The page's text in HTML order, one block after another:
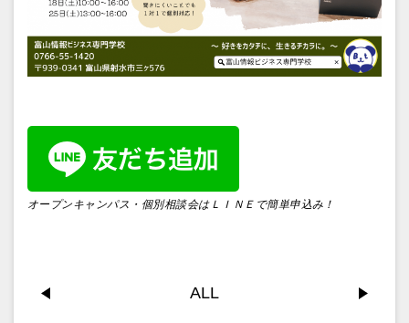
オープンキャンパス・個別相談会はＬＩＮＥで簡単申込み！
ALL